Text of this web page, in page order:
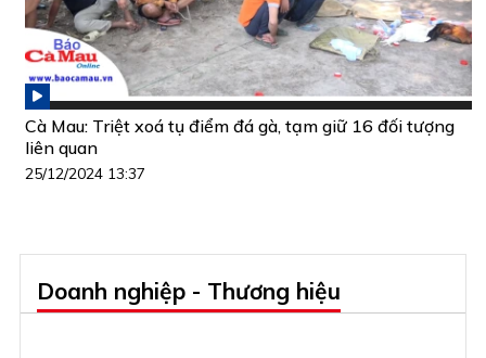
Cà Mau: Triệt xoá tụ điểm đá gà, tạm giữ 16 đối tượng
liên quan
25/12/2024 13:37
Doanh nghiệp - Thương hiệu